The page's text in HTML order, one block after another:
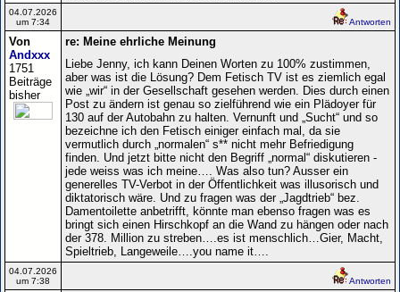
04.07.2026
um 7:34
Antworten
Von
Andxxx
1751
Beiträge
bisher
re: Meine ehrliche Meinung
Liebe Jenny, ich kann Deinen Worten zu 100% zustimmen,
aber was ist die Lösung? Dem Fetisch TV ist es ziemlich egal
wie „wir“ in der Gesellschaft gesehen werden. Dies durch einen
Post zu ändern ist genau so zielführend wie ein Plädoyer für
130 auf der Autobahn zu halten. Vernunft und „Sucht“ und so
bezeichne ich den Fetisch einiger einfach mal, da sie
vermutlich durch „normalen“ s** nicht mehr Befriedigung
finden. Und jetzt bitte nicht den Begriff „normal“ diskutieren -
jede weiss was ich meine…. Was also tun? Ausser ein
generelles TV-Verbot in der Öffentlichkeit was illusorisch und
diktatorisch wäre. Und zu fragen was der „Jagdtrieb“ bez.
Damentoilette anbetrifft, könnte man ebenso fragen was es
bringt sich einen Hirschkopf an die Wand zu hängen oder nach
der 378. Million zu streben….es ist menschlich…Gier, Macht,
Spieltrieb, Langeweile….you name it….
04.07.2026
um 7:38
Antworten